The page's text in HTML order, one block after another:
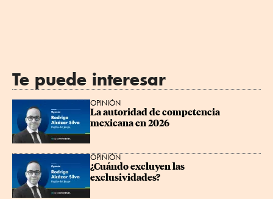
Te puede interesar
OPINIÓN
La autoridad de competencia
mexicana en 2026
OPINIÓN
¿Cuándo excluyen las
exclusividades?